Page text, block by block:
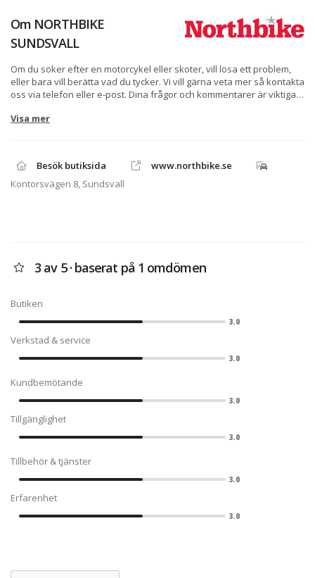
Om NORTHBIKE
SUNDSVALL
Om du söker efter en motorcykel eller skoter, vill lösa ett problem,
eller bara vill berätta vad du tycker. Vi vill gärna veta mer så kontakta
oss via telefon eller e-post. Dina frågor och kommentarer är viktiga
prata lite om MC, ATV, skoter eller vattenskoter tveka inte att
då kan du alltid använda formuläret på höger sida så besvarar vi din
fråga så fort som möjligt.
Visa mer
Besök butiksida
www.northbike.se
Kontorsvägen 8, Sundsvall
3 av 5 · baserat på 1 omdömen
Butiken
3.0
Verkstad & service
3.0
Kundbemötande
3.0
Tillgänglighet
3.0
Tillbehör & tjänster
3.0
Erfarenhet
3.0